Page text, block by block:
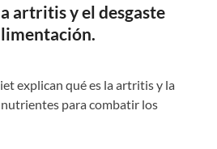
artritis y el desgaste
explican qué es la artritis y la
para combatir los